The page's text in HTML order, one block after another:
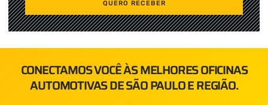
QUERO RECEBER
CONECTAMOS VOCÊ ÀS MELHORES OFICINAS
AUTOMOTIVAS DE SÃO PAULO E REGIÃO.